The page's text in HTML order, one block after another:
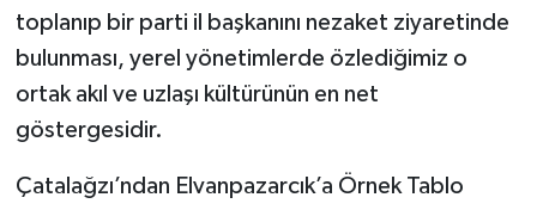
toplanıp bir parti il başkanını nezaket ziyaretinde
bulunması, yerel yönetimlerde özlediğimiz o
ortak akıl ve uzlaşı kültürünün en net
göstergesidir.
​Çatalağzı’ndan Elvanpazarcık’a Örnek Tablo